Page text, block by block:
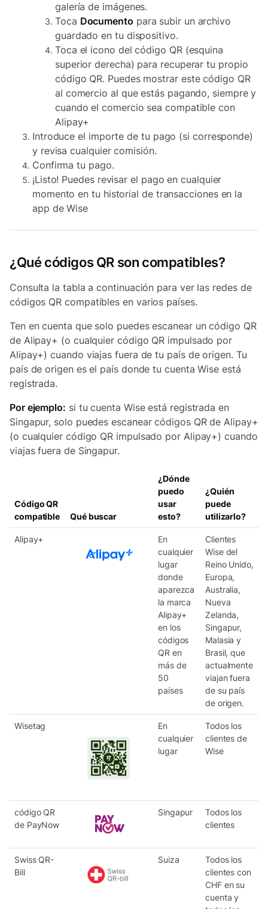
galería de imágenes.
Toca Documento para subir un archivo
guardado en tu dispositivo.
Toca el icono del código QR (esquina
superior derecha) para recuperar tu propio
código QR. Puedes mostrar este código QR
al comercio al que estás pagando, siempre y
cuando el comercio sea compatible con
Alipay+
Introduce el importe de tu pago (si corresponde)
y revisa cualquier comisión.
Confirma tu pago.
¡Listo! Puedes revisar el pago en cualquier
momento en tu historial de transacciones en la
app de Wise
¿Qué códigos QR son compatibles?
Consulta la tabla a continuación para ver las redes de
códigos QR compatibles en varios países.
Ten en cuenta que solo puedes escanear un código QR
de Alipay+ (o cualquier código QR impulsado por
Alipay+) cuando viajas fuera de tu país de origen. Tu
país de origen es el país donde tu cuenta Wise está
registrada.
Por ejemplo: si tu cuenta Wise está registrada en
Singapur, solo puedes escanear códigos QR de Alipay+
(o cualquier código QR impulsado por Alipay+) cuando
viajas fuera de Singapur.
Código QR
compatible
Qué buscar
¿Dónde
puedo
usar
esto?
¿Quién
puede
utilizarlo?
Alipay+
En
cualquier
lugar
donde
aparezca
la marca
Alipay+
en los
códigos
QR en
más de
50
países
Clientes
Wise del
Reino Unido,
Europa,
Australia,
Nueva
Zelanda,
Singapur,
Malasia y
Brasil, que
actualmente
viajan fuera
de su país
de origen.
Wisetag
En
cualquier
lugar
Todos los
clientes de
Wise
código QR
de PayNow
Singapur
Todos los
clientes
Swiss QR-
Bill
Suiza
Todos los
clientes con
CHF en su
cuenta y